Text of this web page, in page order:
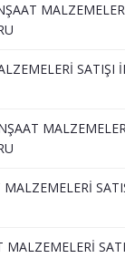
SATIŞI
MALZEMELERİ
MALZEMELERİ